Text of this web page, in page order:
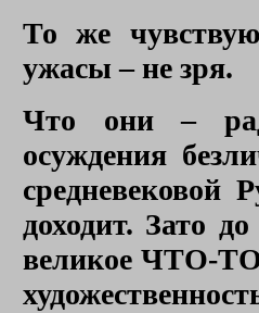
То же
ужасы – не зря.
Что они –
осуждения
средневековой
доходит. Зато
великое ЧТО-